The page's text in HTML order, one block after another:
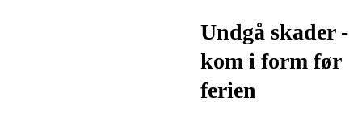
Undgå skader -
kom i form før
ferien